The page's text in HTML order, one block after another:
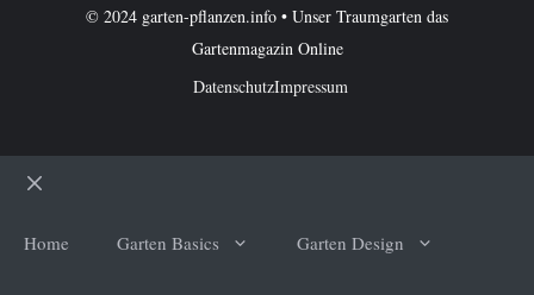
© 2024 garten-pflanzen.info • Unser Traumgarten das
Gartenmagazin Online
DatenschutzImpressum
Home Garten Basics Garten Design